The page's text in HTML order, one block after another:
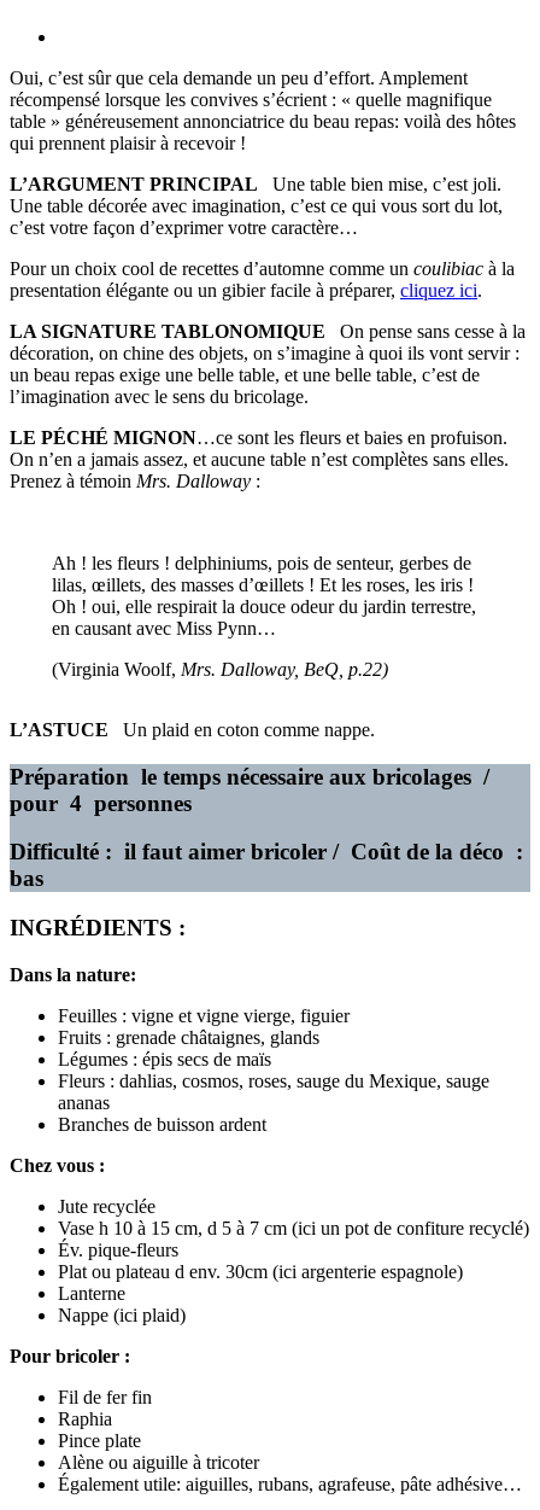
Oui, c’est sûr que cela demande un peu d’effort. Amplement
récompensé lorsque les convives s’écrient : « quelle magnifique
table » généreusement annonciatrice du beau repas: voilà des hôtes
qui prennent plaisir à recevoir !
L’ARGUMENT PRINCIPAL Une table bien mise, c’est joli.
Une table décorée avec imagination, c’est ce qui vous sort du lot,
c’est votre façon d’exprimer votre caractère…
Pour un choix cool de recettes d’automne comme un coulibiac à la
presentation élégante ou un gibier facile à préparer, cliquez ici.
LA SIGNATURE TABLONOMIQUE On pense sans cesse à la
décoration, on chine des objets, on s’imagine à quoi ils vont servir :
un beau repas exige une belle table, et une belle table, c’est de
l’imagination avec le sens du bricolage.
LE PÉCHÉ MIGNON…ce sont les fleurs et baies en profuison.
On n’en a jamais assez, et aucune table n’est complètes sans elles.
Prenez à témoin Mrs. Dalloway :
Ah ! les fleurs ! delphiniums, pois de senteur, gerbes de
lilas, œillets, des masses d’œillets ! Et les roses, les iris !
Oh ! oui, elle respirait la douce odeur du jardin terrestre,
en causant avec Miss Pynn…
(Virginia Woolf, Mrs. Dalloway, BeQ, p.22)
L’ASTUCE Un plaid en coton comme nappe.
Préparation le temps nécessaire aux bricolages /
pour 4 personnes
Difficulté : il faut aimer bricoler / Coût de la déco :
bas
INGRÉDIENTS :
Dans la nature:
Feuilles : vigne et vigne vierge, figuier
Fruits : grenade châtaignes, glands
Légumes : épis secs de maïs
Fleurs : dahlias, cosmos, roses, sauge du Mexique, sauge
ananas
Branches de buisson ardent
Chez vous :
Jute recyclée
Vase h 10 à 15 cm, d 5 à 7 cm (ici un pot de confiture recyclé)
Év. pique-fleurs
Plat ou plateau d env. 30cm (ici argenterie espagnole)
Lanterne
Nappe (ici plaid)
Pour bricoler :
Fil de fer fin
Raphia
Pince plate
Alène ou aiguille à tricoter
Également utile: aiguilles, rubans, agrafeuse, pâte adhésive…